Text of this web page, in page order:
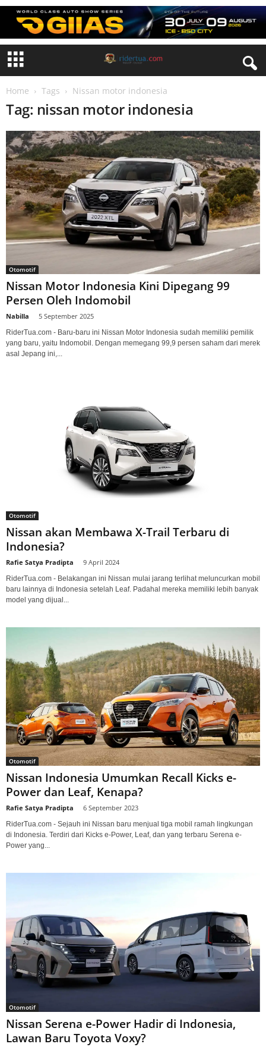
Home Tags Nissan motor indonesia
Tag: nissan motor indonesia
Otomotif
Nissan Motor Indonesia Kini Dipegang 99
Persen Oleh Indomobil
Nabilla 5 September 2025
RiderTua.com - Baru-baru ini Nissan Motor Indonesia sudah memiliki pemilik
yang baru, yaitu Indomobil. Dengan memegang 99,9 persen saham dari merek
asal Jepang ini,...
Otomotif
Nissan akan Membawa X-Trail Terbaru di
Indonesia?
Rafie Satya Pradipta 9 April 2024
RiderTua.com - Belakangan ini Nissan mulai jarang terlihat meluncurkan mobil
baru lainnya di Indonesia setelah Leaf. Padahal mereka memiliki lebih banyak
model yang dijual...
Otomotif
Nissan Indonesia Umumkan Recall Kicks e-
Power dan Leaf, Kenapa?
Rafie Satya Pradipta 6 September 2023
RiderTua.com - Sejauh ini Nissan baru menjual tiga mobil ramah lingkungan
di Indonesia. Terdiri dari Kicks e-Power, Leaf, dan yang terbaru Serena e-
Power yang...
Otomotif
Nissan Serena e-Power Hadir di Indonesia,
Lawan Baru Toyota Voxy?